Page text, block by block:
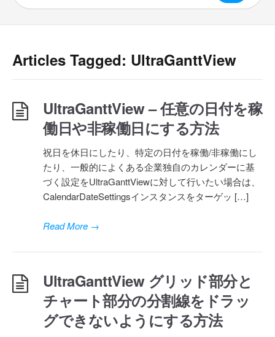
Articles Tagged: UltraGanttView
UltraGanttView – 任意の日付を稼
働日や非稼働日にする方法
祝日を休日にしたり、特定の日付を稼働/非稼働にし
たり、一般的によくある企業独自のカレンダーに基
づく設定をUltraGanttViewに対して行いたい場合は、
CalendarDateSettingsインスタンスをターゲッ […]
Read More →
UltraGanttView グリッド部分と
チャート部分の分割線をドラッ
グできないようにする方法